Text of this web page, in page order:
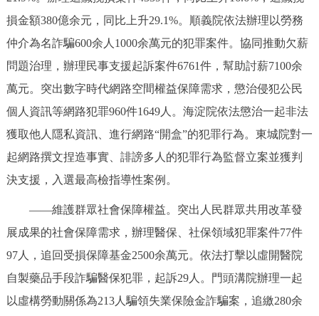
損金額380億余元，同比上升29.1%。順義院依法辦理以勞務
仲介為名詐騙600余人1000余萬元的犯罪案件。協同推動欠薪
問題治理，辦理民事支援起訴案件6761件，幫助討薪7100余
萬元。突出數字時代網路空間權益保障需求，懲治侵犯公民
個人資訊等網路犯罪960件1649人。海淀院依法懲治一起非法
獲取他人隱私資訊、進行網路“開盒”的犯罪行為。東城院對一
起網路撰文捏造事實、誹謗多人的犯罪行為監督立案並獲判
決支援，入選最高檢指導性案例。
——維護群眾社會保障權益。突出人民群眾共用改革發
展成果的社會保障需求，辦理醫保、社保領域犯罪案件77件
97人，追回受損保障基金2500余萬元。依法打擊以虛開醫院
自製藥品手段詐騙醫保犯罪，起訴29人。門頭溝院辦理一起
以虛構勞動關係為213人騙領失業保險金詐騙案，追繳280余